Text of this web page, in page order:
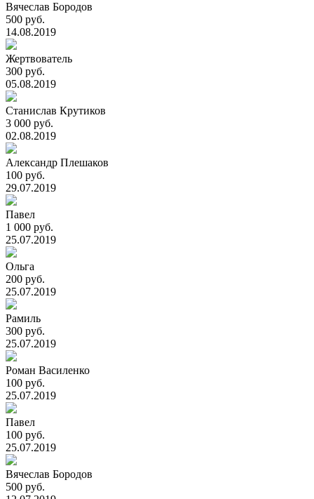
Вячеслав Бородов
500 руб.
14.08.2019
Жертвователь
300 руб.
05.08.2019
Станислав Крутиков
3 000 руб.
02.08.2019
Александр Плешаков
100 руб.
29.07.2019
Павел
1 000 руб.
25.07.2019
Ольга
200 руб.
25.07.2019
Рамиль
300 руб.
25.07.2019
Роман Василенко
100 руб.
25.07.2019
Павел
100 руб.
25.07.2019
Вячеслав Бородов
500 руб.